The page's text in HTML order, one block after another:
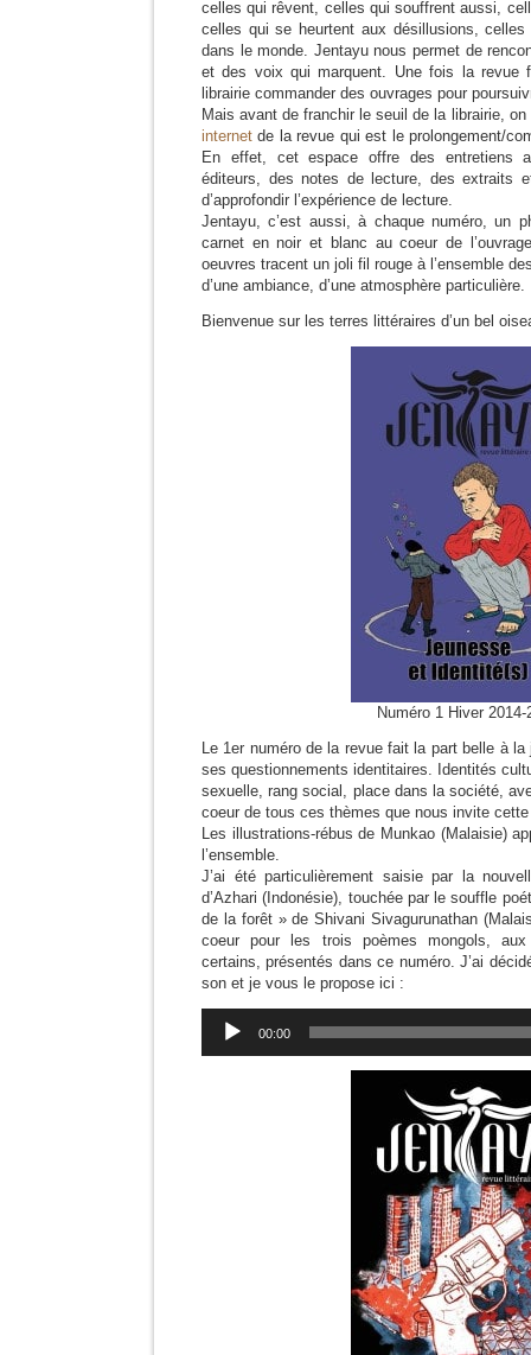
celles qui rêvent, celles qui souffrent aussi,
celles qui se heurtent aux désillusions,
dans le monde. Jentayu nous permet de
et des voix qui marquent. Une fois la revue
librairie commander des ouvrages pour
Mais avant de franchir le seuil de la librairie,
internet de la revue qui est le prolongement/
En effet, cet espace offre des entretiens
éditeurs, des notes de lecture, des extraits
d’approfondir l’expérience de lecture.
Jentayu, c’est aussi, à chaque numéro, un
carnet en noir et blanc au coeur de
oeuvres tracent un joli fil rouge à l’ensemble
d’une ambiance, d’une atmosphère particulière.
Bienvenue sur les terres littéraires d’un bel
Numéro 1 Hiver 2014-
Le 1er numéro de la revue fait la part belle à
ses questionnements identitaires. Identités
sexuelle, rang social, place dans la société,
coeur de tous ces thèmes que nous invite
Les illustrations-rébus de Munkao (Malaisie)
l’ensemble.
J’ai été particulièrement saisie par la
d’Azhari (Indonésie), touchée par le souffle
de la forêt » de Shivani Sivagurunathan
coeur pour les trois poèmes mongols, aux
certains, présentés dans ce numéro. J’ai
son et je vous le propose ici :
audio
00:00